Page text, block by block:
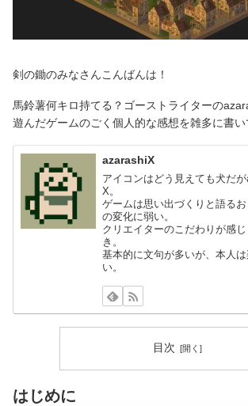
剣の鋤のみなさんこんばんは！
馬鈴薯何キロ持てる？ゴーストライターの
遊んだゲームのごく個人的な感想を雑多に書い
azarashiX
アイコンはどう見えても犬だ
X。
ゲームは思い出づくりと語る
の変化に弱い。
クリエイターのこだわりが感
き。
基本的に文句が多いが、本人
い。
目次
はじめに